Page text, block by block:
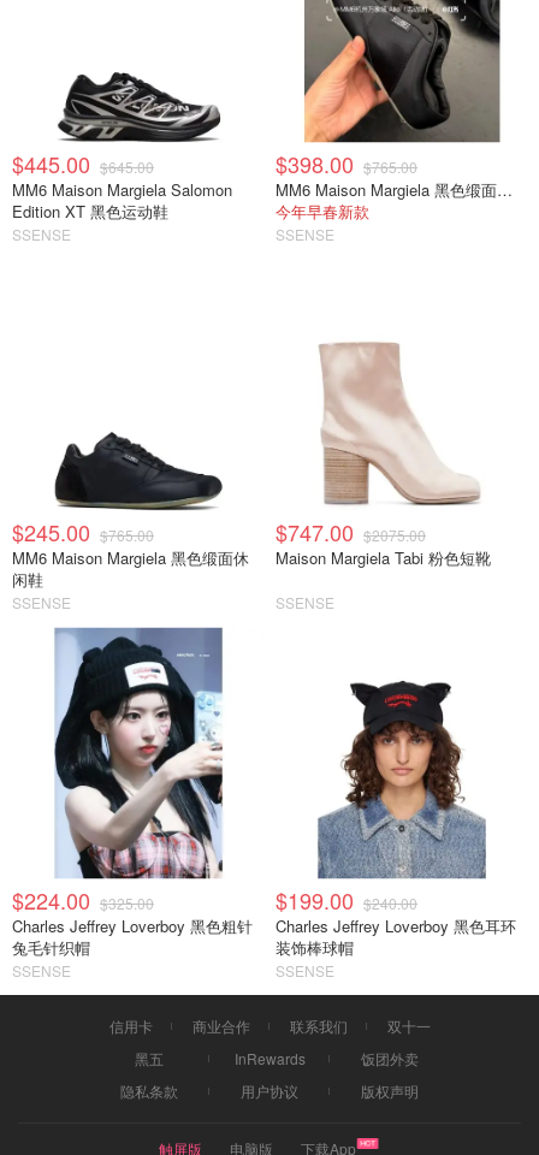
$445.00 $645.00
MM6 Maison Margiela Salomon
Edition XT 黑色运动鞋
SSENSE
$398.00 $765.00
MM6 Maison Margiela 黑色缎面半拖运动鞋
今年早春新款
SSENSE
$245.00 $765.00
MM6 Maison Margiela 黑色缎面休
闲鞋
SSENSE
$747.00 $2075.00
Maison Margiela Tabi 粉色短靴
SSENSE
$224.00 $325.00
Charles Jeffrey Loverboy 黑色粗针
兔毛针织帽
SSENSE
$199.00 $240.00
Charles Jeffrey Loverboy 黑色耳环
装饰棒球帽
SSENSE
信用卡 商业合作 联系我们
双十一
黑五
InRewards
饭团外卖
隐私条款
用户协议 版权声明
触屏版 电脑版 下载App